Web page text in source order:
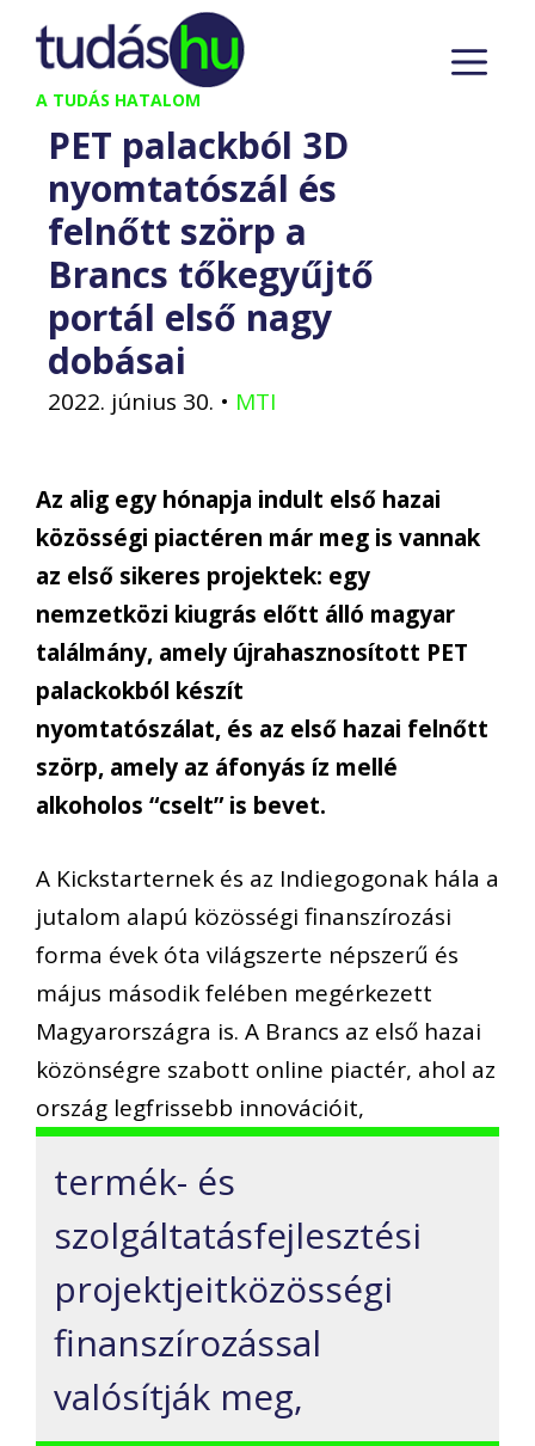
Kilépés
tartalomba
A TUDÁS HATALOM
PET palackból 3D
nyomtatószál és
felnőtt szörp a
Brancs tőkegyűjtő
portál első nagy
dobásai
2022. június 30. • MTI
Az alig egy hónapja indult első hazai
közösségi piactéren már meg is vannak
az első sikeres projektek: egy
nemzetközi kiugrás előtt álló magyar
találmány, amely újrahasznosított PET
palackokból készít
nyomtatószálat, és az első hazai felnőtt
szörp, amely az áfonyás íz mellé
alkoholos “cselt” is bevet.
A Kickstarternek és az Indiegogonak hála a
jutalom alapú közösségi finanszírozási
forma évek óta világszerte népszerű és
május második felében megérkezett
Magyarországra is. A Brancs az első hazai
közönségre szabott online piactér, ahol az
ország legfrissebb innovációit,
termék- és
szolgáltatásfejlesztési
projektjeitközösségi
finanszírozással
valósítják meg,